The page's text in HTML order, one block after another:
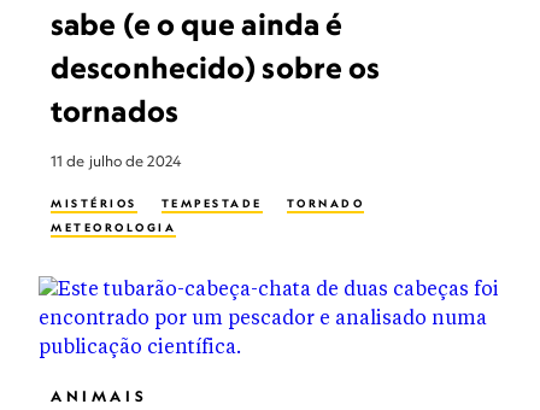
sabe (e o que ainda é
desconhecido) sobre os
tornados
11 de julho de 2024
MISTÉRIOS TEMPESTADE
TORNADO
METEOROLOGIA
ANIMAIS